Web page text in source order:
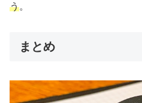
う。
まとめ